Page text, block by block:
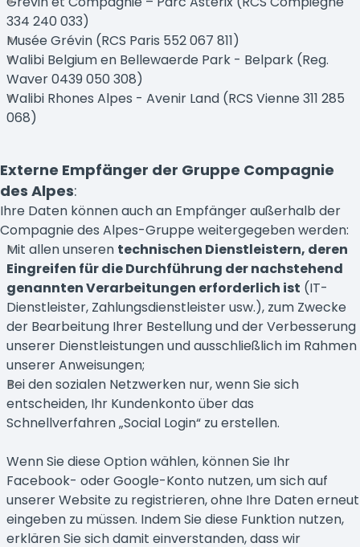
334 240 033)
Musée Grévin (RCS Paris 552 067 811)
Walibi Belgium en Bellewaerde Park - Belpark (Reg.
Waver 0439 050 308)
Walibi Rhones Alpes - Avenir Land (RCS Vienne 311 285
068)
Externe Empfänger der Gruppe Compagnie
des Alpes:
Ihre Daten können auch an Empfänger außerhalb der
Compagnie des Alpes-Gruppe weitergegeben werden:
Mit allen unseren technischen Dienstleistern, deren
Eingreifen für die Durchführung der nachstehend
genannten Verarbeitungen erforderlich ist (IT-
Dienstleister, Zahlungsdienstleister usw.), zum Zwecke
der Bearbeitung Ihrer Bestellung und der Verbesserung
unserer Dienstleistungen und ausschließlich im Rahmen
unserer Anweisungen;
Bei den sozialen Netzwerken nur, wenn Sie sich
entscheiden, Ihr Kundenkonto über das
Schnellverfahren „Social Login“ zu erstellen.
Wenn Sie diese Option wählen, können Sie Ihr
Facebook- oder Google-Konto nutzen, um sich auf
unserer Website zu registrieren, ohne Ihre Daten erneut
eingeben zu müssen. Indem Sie diese Funktion nutzen,
erklären Sie sich damit einverstanden, dass wir